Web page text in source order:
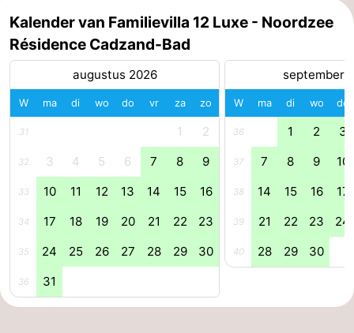
Forum
Route
Parkeren
Reisboekenwinkel
Nieuws
Zeeland
Walcheren
Kalender van Familievilla 12 Luxe - Noordzee
Résidence Cadzand-Bad
augustus 2026
W ma di wo do vr za zo
31 1 2
32 3 4 5 6 7 8 9
33 10 11 12 13 14 15 16
34 17 18 19 20 21 22 23
35 24 25 26 27 28 29 30
36 31
september
W ma di wo do
36 1 2 3
37 7 8 9 10
38 14 15 16 17
39 21 22 23 24
40 28 29 30